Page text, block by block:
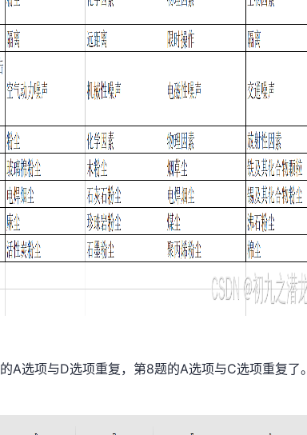
A选项与D选项重复，第8题的A选项与C选项重复了。